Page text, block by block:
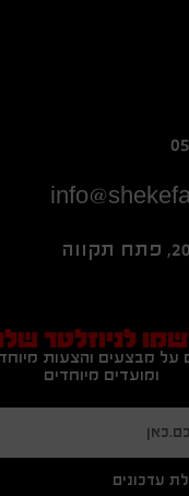
לניוזלטר
על מבצעים והצעות
ומועדים מיוחדים
עדכונים